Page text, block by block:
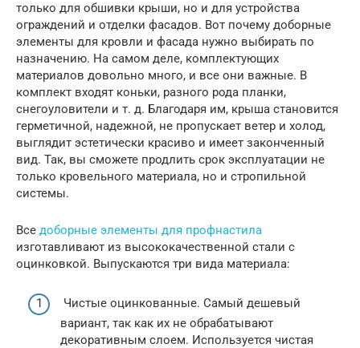
только для обшивки крыши, но и для устройства
ограждений и отделки фасадов. Вот почему доборные
элементы для кровли и фасада нужно выбирать по
назначению. На самом деле, комплектующих
материалов довольно много, и все они важные. В
комплект входят коньки, разного рода планки,
снегоуловители и т. д. Благодаря им, крыша становится
герметичной, надежной, не пропускает ветер и холод,
выглядит эстетически красиво и имеет законченный
вид. Так, вы сможете продлить срок эксплуатации не
только кровельного материала, но и стропильной
системы.
Все доборные элементы для профнастила
изготавливают из высококачественной стали с
оцинковкой. Выпускаются три вида материала:
Чистые оцинкованные. Самый дешевый
вариант, так как их не обрабатывают
декоративным слоем. Используется чистая